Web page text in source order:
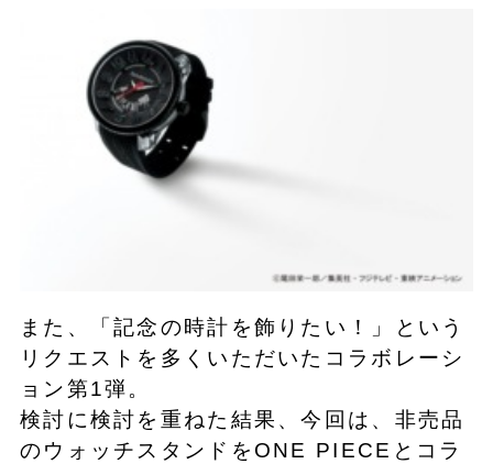
また、「記念の時計を飾りたい！」という
リクエストを多くいただいたコラボレーシ
ョン第1弾。
検討に検討を重ねた結果、今回は、非売品
のウォッチスタンドをONE PIECEとコラ